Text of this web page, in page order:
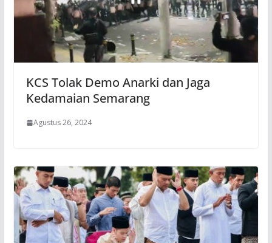
KCS Tolak Demo Anarki dan Jaga
Kedamaian Semarang
Agustus 26, 2024